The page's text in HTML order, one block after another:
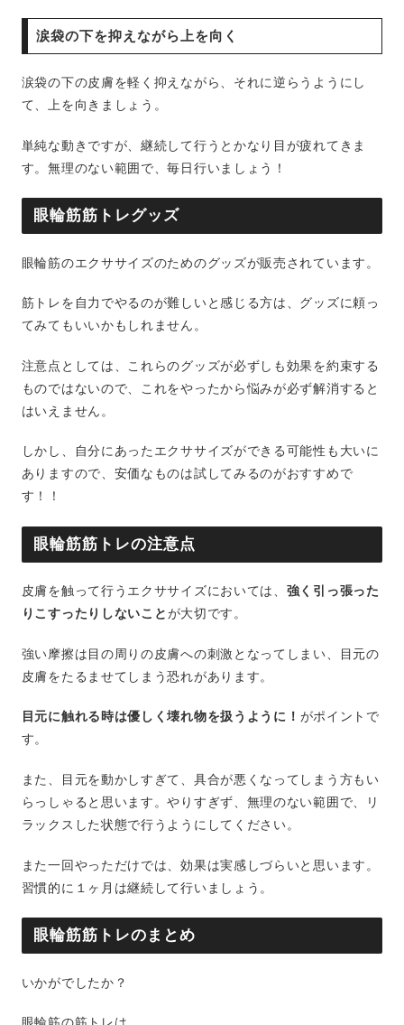
涙袋の下を抑えながら上を向く
涙袋の下の皮膚を軽く抑えながら、それに逆らうようにし
て、上を向きましょう。
単純な動きですが、継続して行うとかなり目が疲れてきま
す。無理のない範囲で、毎日行いましょう！
眼輪筋筋トレグッズ
眼輪筋のエクササイズのためのグッズが販売されています。
筋トレを自力でやるのが難しいと感じる方は、グッズに頼っ
てみてもいいかもしれません。
注意点としては、これらのグッズが必ずしも効果を約束する
ものではないので、これをやったから悩みが必ず解消すると
はいえません。
しかし、自分にあったエクササイズができる可能性も大いに
ありますので、安価なものは試してみるのがおすすめで
す！！
眼輪筋筋トレの注意点
皮膚を触って行うエクササイズにおいては、 強く引っ張った
りこすったりしないこと が大切です。
強い摩擦は目の周りの皮膚への刺激となってしまい、目元の
皮膚をたるませてしまう恐れがあります。
目元に触れる時は優しく壊れ物を扱うように！ がポイントで
す。
また、目元を動かしすぎて、具合が悪くなってしまう方もい
らっしゃると思います。やりすぎず、無理のない範囲で、リ
ラックスした状態で行うようにしてください。
また一回やっただけでは、効果は実感しづらいと思います。
習慣的に１ヶ月は継続して行いましょう。
眼輪筋筋トレのまとめ
いかがでしたか？